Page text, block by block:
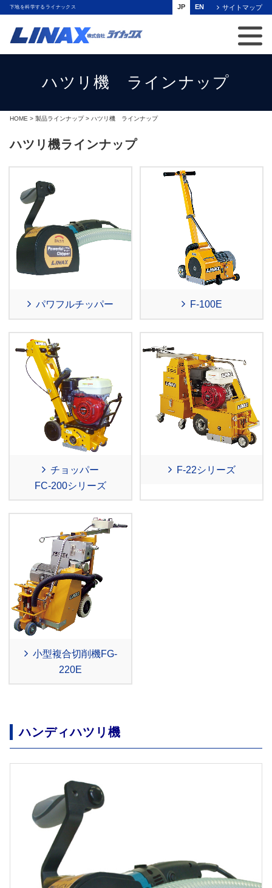
下地を科学するライナックス サイトマップ
JP EN
ハツリ機 ラインナップ
HOME > 製品ラインナップ> ハツリ機 ラインナップ
ハツリ機ラインナップ
パワフルチッパー F-100E
チョッパー
FC-200シリーズ
F-22シリーズ
小型複合切削機FG-
220E
ハンディハツリ機